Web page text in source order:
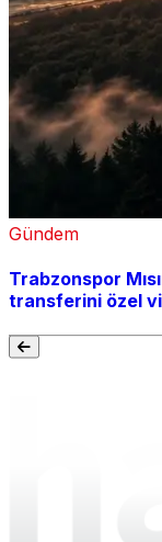
Gündem
Trabzonspor
transferini özel